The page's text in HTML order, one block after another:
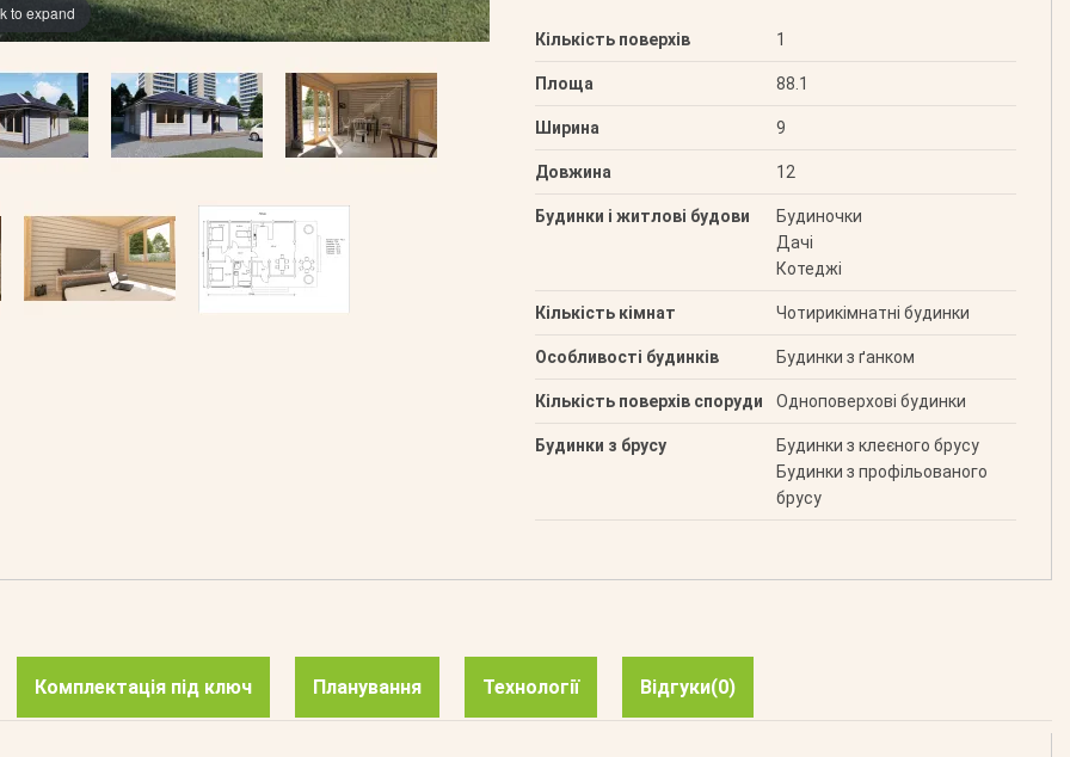
to expand
Кількість поверхів 1
Площа 88.1
Ширина 9
Довжина 12
Будинки і житлові будови
Будиночки
Дачі
Котеджі
Кількість кімнат Чотирикімнатні будинки
Особливості будинків Будинки з ґанком
Кількість поверхів споруди Одноповерхові будинки
Будинки з брусу
Будинки з клеєного брусу
Будинки з профільованого
брусу
Комплектація під ключ Планування Технології Відгуки(0)